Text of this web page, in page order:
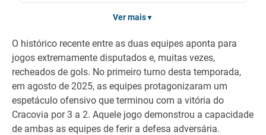
Ver mais▼
O histórico recente entre as duas equipes aponta para
jogos extremamente disputados e, muitas vezes,
recheados de gols. No primeiro turno desta temporada,
em agosto de 2025, as equipes protagonizaram um
espetáculo ofensivo que terminou com a vitória do
Cracovia por 3 a 2. Aquele jogo demonstrou a capacidade
de ambas as equipes de ferir a defesa adversária.